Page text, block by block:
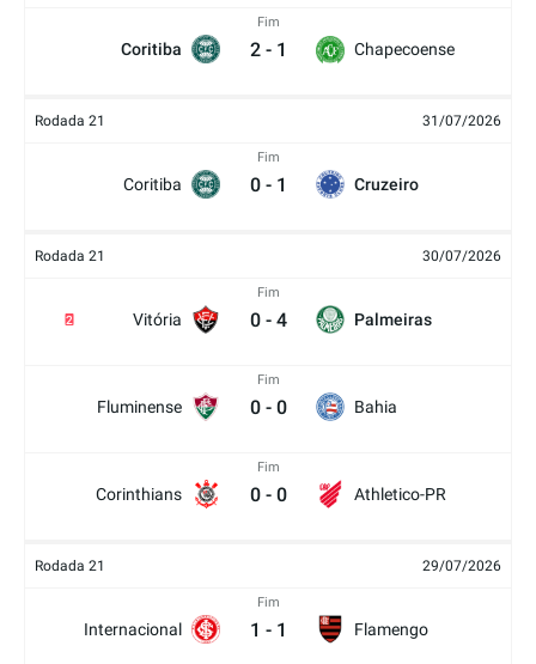
Coritiba
Fim
2 - 1 Chapecoense
Rodada 21 31/07/2026
Coritiba
Fim
0 - 1 Cruzeiro
Rodada 21 30/07/2026
Vitória
2
Fim
0 - 4 Palmeiras
Fluminense
Fim
0 - 0 Bahia
Corinthians
Fim
0 - 0 Athletico-PR
Rodada 21 29/07/2026
Internacional
Fim
1 - 1 Flamengo